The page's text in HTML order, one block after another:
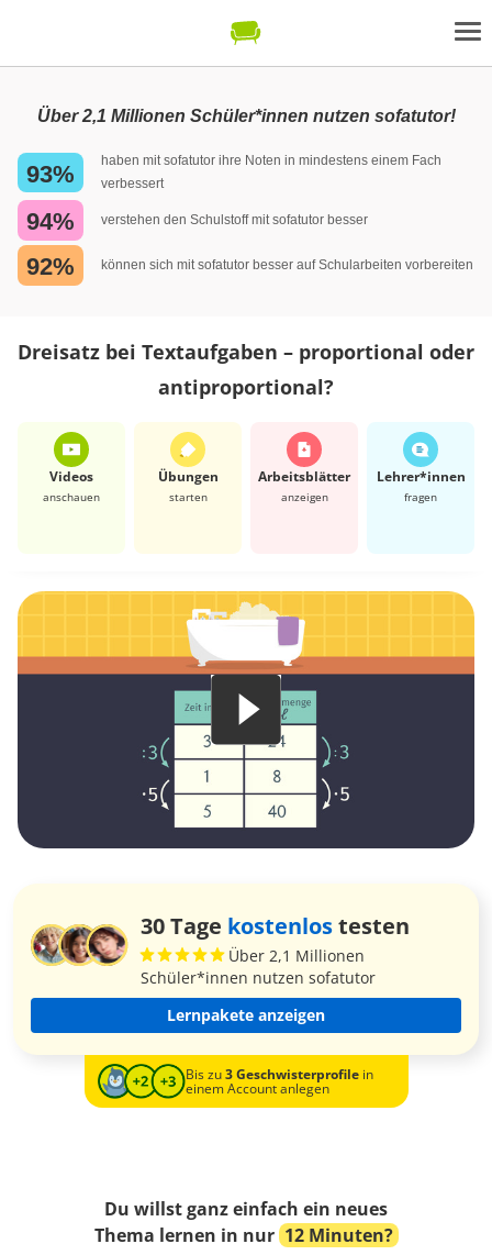
Über 2,1 Millionen Schüler*innen nutzen sofatutor!
93%
haben mit sofatutor ihre Noten in mindestens einem Fach
verbessert
94% verstehen den Schulstoff mit sofatutor besser
92% können sich mit sofatutor besser auf Schularbeiten vorbereiten
Dreisatz bei Textaufgaben – proportional oder
antiproportional?
Videos
anschauen
Übungen
starten
Arbeits­blätter
anzeigen
Lehrer*​innen
fragen
30 Tage kostenlostesten
Über 2,1 Millionen
Schüler*innen nutzen sofatutor
Lernpakete anzeigen
Bis zu3 Geschwisterprofilein
einem Account anlegen
Du willst ganz einfach ein neues
Thema lernen in nur 12 Minuten?